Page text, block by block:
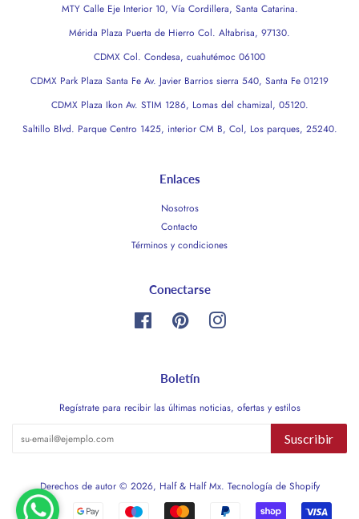
MTY Calle Eje Interior 10, Vía Cordillera, Santa Catarina.
Mérida Plaza Puerta de Hierro Col. Altabrisa, 97130.
CDMX Col. Condesa, cuahutémoc 06100
CDMX Park Plaza Santa Fe Av. Javier Barrios sierra 540, Santa Fe 01219
CDMX Plaza Ikon Av. STIM 1286, Lomas del chamizal, 05120.
Saltillo Blvd. Parque Centro 1425, interior CM B, Col, Los parques, 25240.
Enlaces
Nosotros
Contacto
Términos y condiciones
Conectarse
FacebookPinterestInstagram
Boletín
Regístrate para recibir las últimas noticias, ofertas y estilos
Suscribir
Derechos de autor © 2026, Half & Half Mx. Tecnología de Shopify
Métodos